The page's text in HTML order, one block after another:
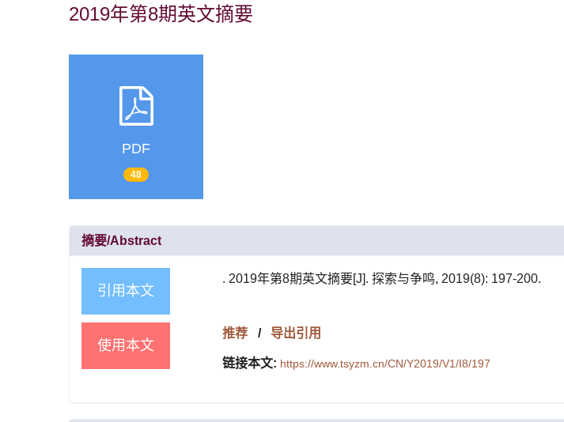
2019年第8期英文摘要
PDF
48
摘要/Abstract
引用本文
. 2019年第8期英文摘要[J]. 探索与争鸣, 2019(8): 197-200.
使用本文
推荐 / 导出引用
链接本文: https://www.tsyzm.cn/CN/Y2019/V1/I8/197